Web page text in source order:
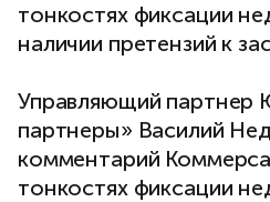
тонкостях фиксации
наличии претензий к
Управляющий партнер
партнеры» Василий
комментарий
тонкостях фиксации